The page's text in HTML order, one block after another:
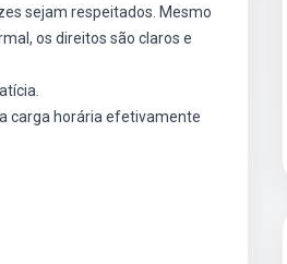
sejam respeitados. Mesmo
os direitos são claros e
carga horária efetivamente